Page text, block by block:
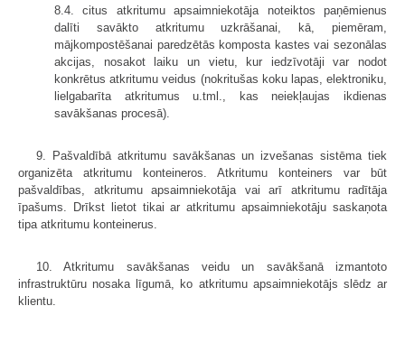
8.4. citus atkritumu apsaimniekotāja noteiktos paņēmienus
dalīti savākto atkritumu uzkrāšanai, kā, piemēram,
mājkompostēšanai paredzētās komposta kastes vai sezonālas
akcijas, nosakot laiku un vietu, kur iedzīvotāji var nodot
konkrētus atkritumu veidus (nokritušas koku lapas, elektroniku,
lielgabarīta atkritumus u.tml., kas neiekļaujas ikdienas
savākšanas procesā).
9. Pašvaldībā atkritumu savākšanas un izvešanas sistēma tiek
organizēta atkritumu konteineros. Atkritumu konteiners var būt
pašvaldības, atkritumu apsaimniekotāja vai arī atkritumu radītāja
īpašums. Drīkst lietot tikai ar atkritumu apsaimniekotāju saskaņota
tipa atkritumu konteinerus.
10. Atkritumu savākšanas veidu un savākšanā izmantoto
infrastruktūru nosaka līgumā, ko atkritumu apsaimniekotājs slēdz ar
klientu.